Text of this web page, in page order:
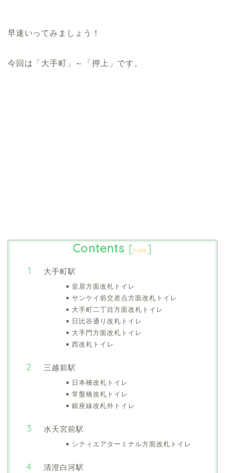
早速いってみましょう！
今回は「大手町」～「押上」です。
Contents [hide ]
大手町駅
皇居方面改札トイレ
サンケイ前交差点方面改札トイレ
大手町二丁目方面改札トイレ
日比谷通り改札トイレ
大手門方面改札トイレ
西改札トイレ
三越前駅
日本橋改札トイレ
常盤橋改札トイレ
銀座線改札外トイレ
水天宮前駅
シティエアターミナル方面改札トイレ
清澄白河駅